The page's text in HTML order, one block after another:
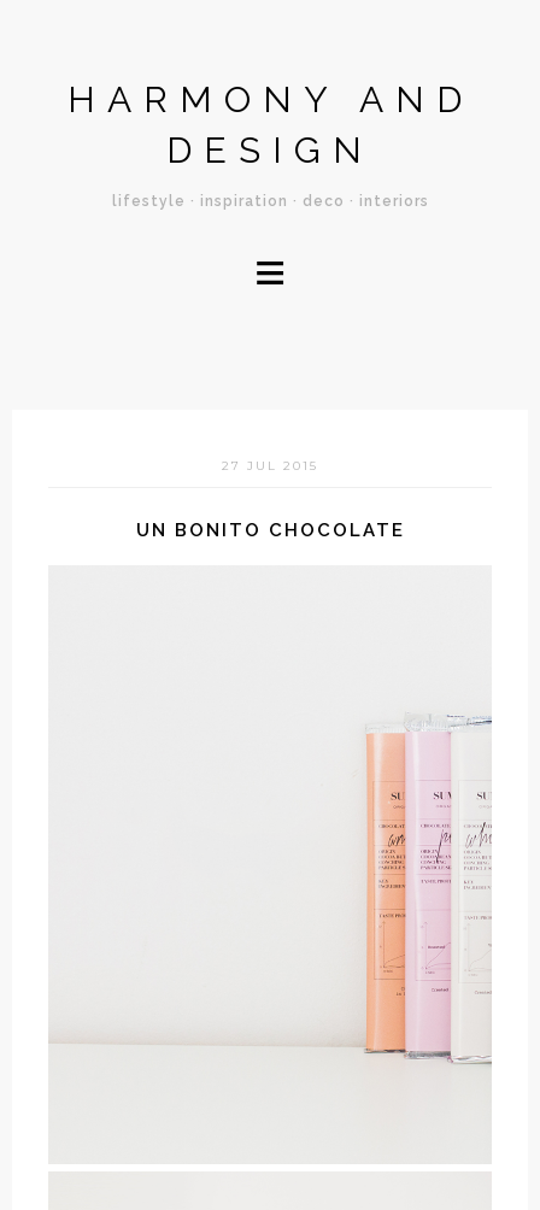
HARMONY AND
DESIGN
lifestyle · inspiration · deco · interiors
≡
27 JUL 2015
UN BONITO CHOCOLATE